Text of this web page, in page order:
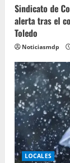
Sindicato de
alerta tras el
Toledo
Noticiasmdp
LOCALES